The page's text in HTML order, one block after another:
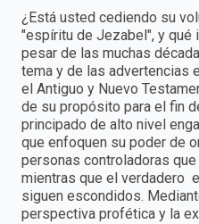
¿Está usted cediendo su
"espíritu de Jezabel", y qué
pesar de las muchas
tema y de las advertencias
el Antiguo y Nuevo
de su propósito para el fin
principado de alto nivel
que enfoquen su poder de
personas controladoras
mientras que el verdadero
siguen escondidos.
perspectiva profética y la